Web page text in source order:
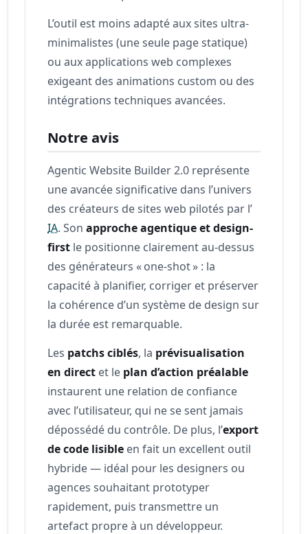
L’outil est moins adapté aux sites ultra-
minimalistes (une seule page statique)
ou aux applications web complexes
exigeant des animations custom ou des
intégrations techniques avancées.
Notre avis
Agentic Website Builder 2.0 représente
une avancée significative dans l’univers
des créateurs de sites web pilotés par l’
IA. Sonapproche agentique et design-
first le positionne clairement au-dessus
des générateurs « one-shot » : la
capacité à planifier, corriger et préserver
la cohérence d’un système de design sur
la durée est remarquable.
Les patchs ciblés, la prévisualisation
en direct et le plan d’action préalable
instaurent une relation de confiance
avec l’utilisateur, qui ne se sent jamais
dépossédé du contrôle. De plus, l’export
de code lisible en fait un excellent outil
hybride — idéal pour les designers ou
agences souhaitant prototyper
rapidement, puis transmettre un
artefact propre à un développeur.